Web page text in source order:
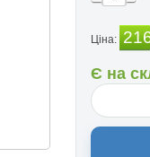
Ціна:
Є на